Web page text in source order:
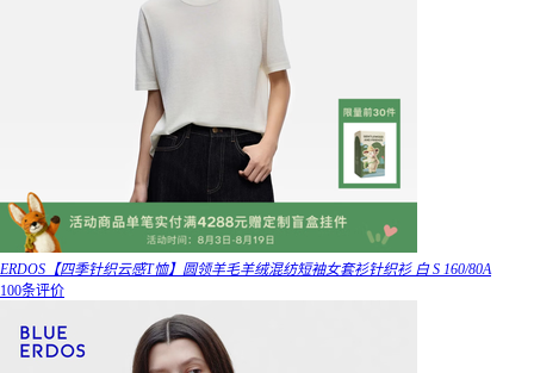
ERDOS【四季针织云感T恤】圆领羊毛羊绒混纺短袖女套衫针织衫 白 S 160/80A
100条评价